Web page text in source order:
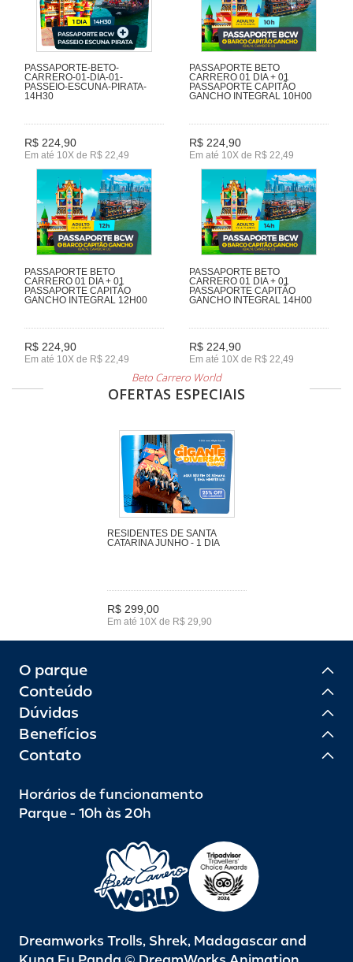
PASSAPORTE-BETO-
CARRERO-01-DIA-01-
PASSEIO-ESCUNA-PIRATA-
14H30
R$ 224,90
Em até 10X de R$ 22,49
PASSAPORTE BETO
CARRERO 01 DIA + 01
PASSAPORTE CAPITÃO
GANCHO INTEGRAL 10H00
R$ 224,90
Em até 10X de R$ 22,49
PASSAPORTE BETO
CARRERO 01 DIA + 01
PASSAPORTE CAPITÃO
GANCHO INTEGRAL 12H00
R$ 224,90
Em até 10X de R$ 22,49
PASSAPORTE BETO
CARRERO 01 DIA + 01
PASSAPORTE CAPITÃO
GANCHO INTEGRAL 14H00
R$ 224,90
Em até 10X de R$ 22,49
Beto Carrero World
OFERTAS ESPECIAIS
RESIDENTES DE SANTA
CATARINA JUNHO - 1 DIA
R$ 299,00
Em até 10X de R$ 29,90
O parque
Conteúdo
Dúvidas
Benefícios
Contato
Horários de funcionamento
Parque - 10h às 20h
Dreamworks Trolls, Shrek, Madagascar and